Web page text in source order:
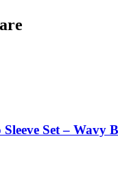
Sleeve Set – Wavy